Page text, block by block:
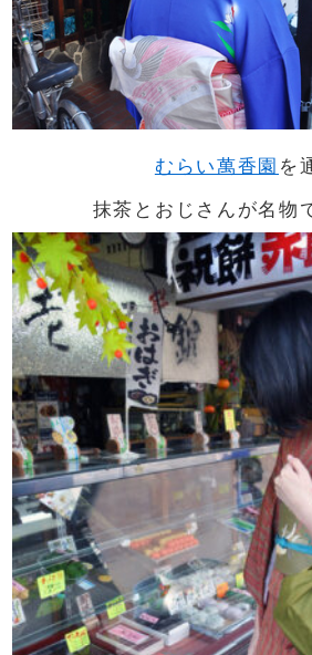
むらい萬香園 を
抹茶とおじさんが名物